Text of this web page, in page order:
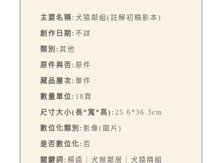
主要名稱: 犬猿鄰組(註解初稿影本)
創作日期: 不詳
類別: 其他
原件與否: 原件
藏品層次: 單件
數量單位: 18頁
尺寸大小(長*寬*高): 25.6*36.3cm
數位化類別: 影像(圖片)
是否數位化: 否
關鍵詞: 楊逵｜犬猴鄰居｜犬猿隣組